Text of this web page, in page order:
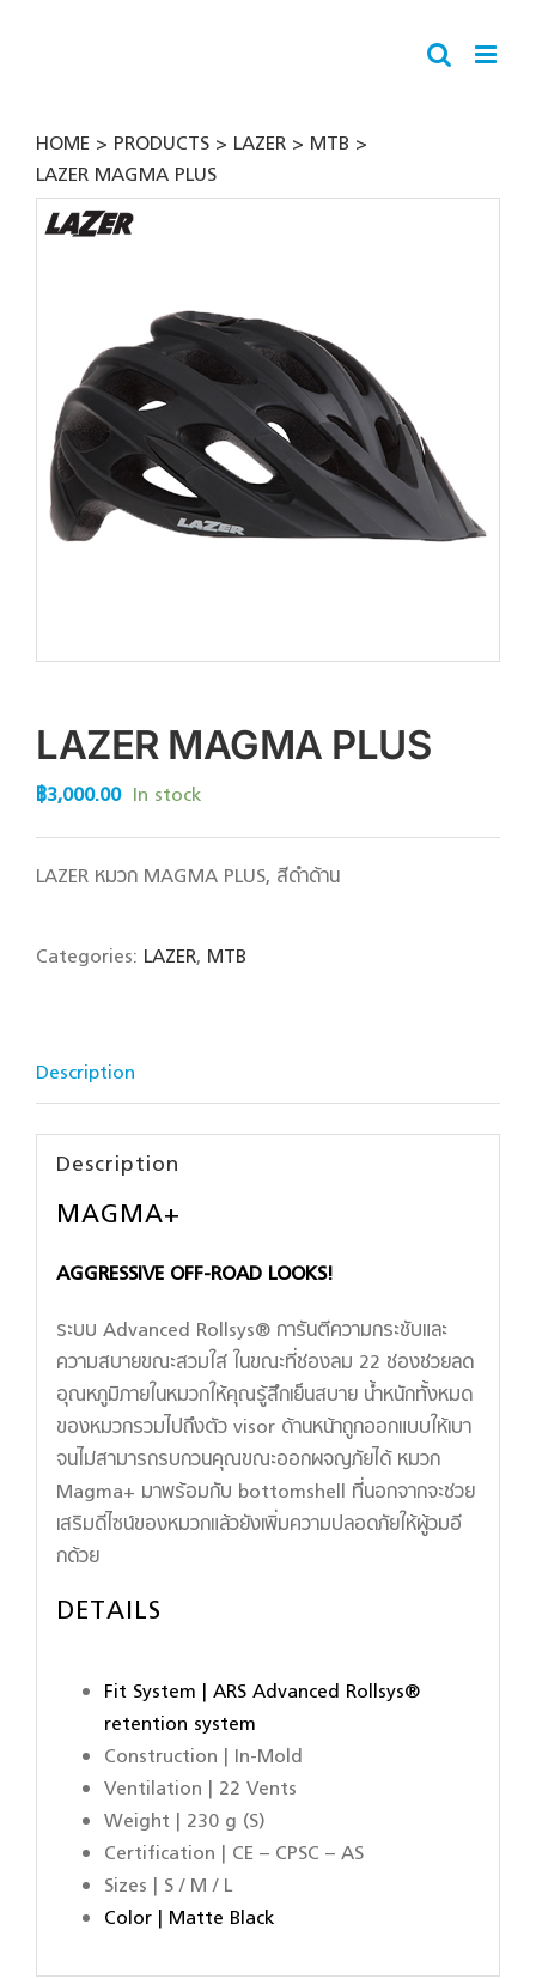
HOME PRODUCTS LAZER
MTB
LAZER MAGMA PLUS
LAZER MAGMA PLUS
฿3,000.00 In stock
LAZER หมวก MAGMA PLUS, สีดำด้าน
Categories: LAZER, MTB
Description
Description
MAGMA+
AGGRESSIVE OFF-ROAD LOOKS!
ระบบ Advanced Rollsys® การันตีความกระชับและ
ความสบายขณะสวมใส่ ในขณะที่ช่องลม 22 ช่องช่วยลด
อุณหภูมิภายในหมวกให้คุณรู้สึกเย็นสบาย น้ำหนักทั้งหมด
ของหมวกรวมไปถึงตัว visor ด้านหน้าถูกออกแบบให้เบา
จนไม่สามารถรบกวนคุณขณะออกผจญภัยได้ หมวก
Magma+ มาพร้อมกับ bottomshell ที่นอกจากจะช่วย
เสริมดีไซน์ของหมวกแล้วยังเพิ่มความปลอดภัยให้ผู้วมอี
กด้วย
DETAILS
Fit System | ARS Advanced Rollsys®
retention system
Construction | In-Mold
Ventilation | 22 Vents
Weight | 230 g (S)
Certification | CE – CPSC – AS
Sizes | S / M / L
Color | Matte Black